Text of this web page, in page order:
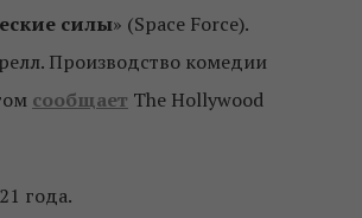
силы» (Space Force).
Производство комедии
сообщает The Hollywood
года.